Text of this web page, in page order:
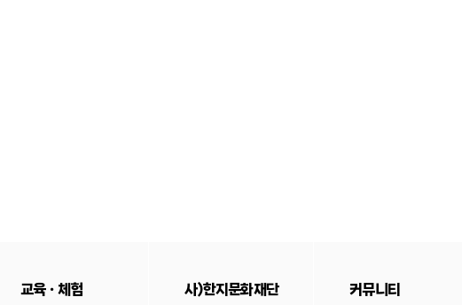
교육ㆍ체험 사)한지문화재단 커뮤니티